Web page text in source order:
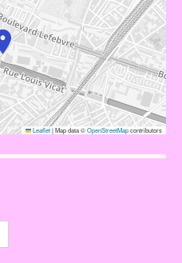
Leaflet|Map data ©OpenStreetMapcontributors